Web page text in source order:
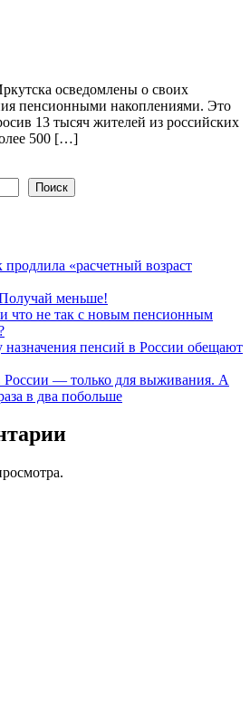
осведомлены о своих
пенсионными накоплениями. Это
13 тысяч жителей из российских
500 […]
Поиск
продлила «расчетный возраст
меньше!
что не так с новым пенсионным
пенсий в России обещают
России — только для выживания. А
в два побольше